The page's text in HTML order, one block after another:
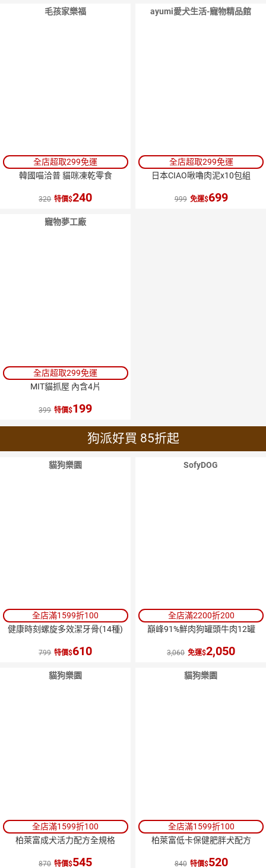
毛孩家樂福
全店超取299免運
韓國喵洽普 貓咪凍乾零食
320 特價 240
ayumi愛犬生活-寵物精品館
全店超取299免運
日本CIAO啾嚕肉泥x10包組
999 免運 699
寵物夢工廠
全店超取299免運
MIT貓抓屋 內含4片
399 特價 199
狗派好買 85折起
貓狗樂園
全店滿1599折100
健康時刻螺旋多效潔牙骨(14種)
799 特價 610
SofyDOG
全店滿2200折200
巔峰91%鮮肉狗罐頭牛肉12罐
3,060 免運 2,050
貓狗樂園
全店滿1599折100
柏萊富成犬活力配方全規格
870 特價 545
貓狗樂園
全店滿1599折100
柏萊富低卡保健肥胖犬配方
840 特價 520